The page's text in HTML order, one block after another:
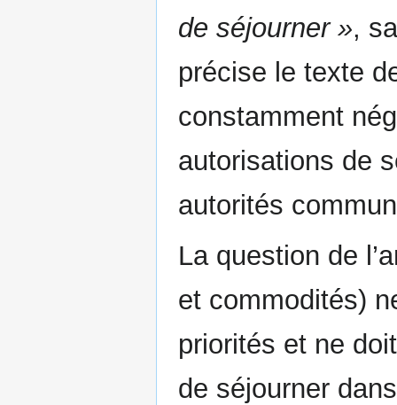
de séjourner »,
précise le texte
constamment
autorisations de
autorités
La question de
et commodités)
priorités et ne
de séjourner